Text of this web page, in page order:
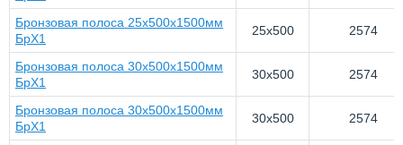
Бронзовая полоса 25x500x1500мм
БрХ1
25x500 2574
Бронзовая полоса 30x500x1500мм
БрХ1
30x500 2574
Бронзовая полоса 30x500x1500мм
БрХ1
30x500 2574